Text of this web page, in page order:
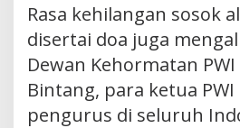
Rasa kehilangan sosok
disertai doa juga
Dewan Kehormatan
Bintang, para ketua
pengurus di seluruh